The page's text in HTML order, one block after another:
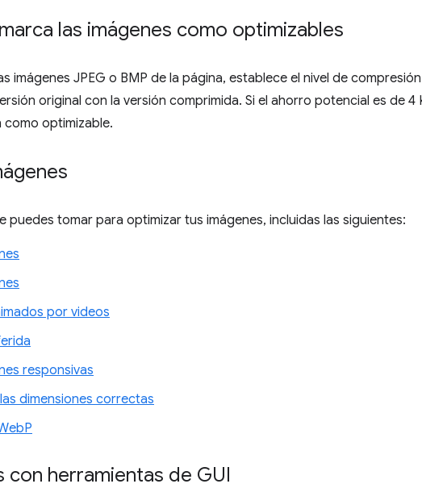
las imágenes como optimizables
imágenes JPEG o BMP de la página, establece el nivel de
original con la versión comprimida. Si el ahorro potencial es de 4
como optimizable.
puedes tomar para optimizar tus imágenes, incluidas las siguientes:
por videos
responsivas
dimensiones correctas
con herramientas de GUI